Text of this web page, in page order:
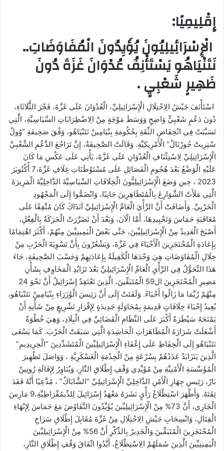
إِقْلِيمِيًا:
الْإِسْرَائِيلِيُونَ يُؤَيِدُونَ الْمُفَاوَضَاتِ..
نَتَنْيَاهُو يَسْتَأْنِفُ عُدْوَانَ غَزَةَ دُونَ
ظَهِيرٍ شَعْبِيٍ .
اسْتَأْنَفَ جَيْشُ الِاحْتِلَالِ الْإِسْرَائِيلِيِّ، الْعُدْوَانَ عَلَى غَزَّةَ، فَجْرَ الثُّلَاثَاءِ،
دُونَ دَعْمٍ شَعْبِيٍّ وَاضِحٍ وَوَسَطَ مَوْجَةٍ مِنْ الِاضْطِرَابَاتِ السِّيَاسِيَّةِ، الَّتِي
تَسَبَّبَتْ فِي انْخِفَاضِ الثِّقَةِ بِحُكُومَةِ بِنْيَامِينْ نَتَنْيَاهُو، وَفْقَ صَحِيفَةِ “وُولْ
سْتِرِيتْ جُورْنَالْ” الْأَمْرِيكِيَّةِ. وَقَالَتْ الصَّحِيفَةُ، إِنَّ تَرَاجُعَ الدَّعْمِ الشَّعْبِيِّ
الْإِسْرَائِيلِيِّ لِاسْتِئْنَافِ الْعُدْوَانِ عَلَى غَزَّةَ، يَأْتِي عَلَى عَكْسِ مَا كَانَ
عَلَيْهِ الْوَضْعُ بَعْدَ هُجُومِ الْفَصَائِلِ عَلَى مُسْتَوْطَنَاتِ غِلَافِ غَزَّةَ،7 أُكْتُوبَرَ
2023 ، حِينِ وَضَعَ الْإِسْرَائِيلِيُّونَ الْخِلَافَاتِ السِّيَاسِيَّةَ الدَّاخِلِيَّةَ الْمَرِيرَةَ
الَّتِي مَلَأَتْ الشَّوَارِعَ بِالْمُتَظَاهِرِينَ جَانِبًا، وَانْضَمُّوا إِلَى الْمَجْهُودِ
الْحَرْبِيِّ. وَأَضَافَتْ أَنَّ الرَّأْيَ الْعَامَّ الْإِسْرَائِيلِيَّ آنَذَاكَ كَانَ مُتَّفِقًا عَلَى
مُعَاقَبَةِ حَمَاسَ وَتَحْيِيدِهَا، أَمَّا الْآنَ، وَبَعْدَ أَنْ تَضَرَّرَتْ الْحَرَكَةُ بِالْفِعْلِ،
أَصْبَحَ الْعَدِيدُ مِنْ الْإِسْرَائِيلِيِّينَ، حَتَّى بَعْضُ الْيَمِينِيِّينَ مِنْهُمْ، أَكْثَرَ اهْتِمَامًا
بِإِعَادَةِ الْمُحْتَجَزِينَ الْأَحْيَاءَ فِي غَزَّةَ، وَيَشْعُرُونَ بِأَنَّ تَسْوِيَةَ الْحَرْبِ مِنْ
خِلَالِ الْمُفَاوَضَاتِ هِيَ وَحْدَهَا الْكَفِيلَةُ بِإِعَادَتِهِمْ وَحَسْبَ الصَّحِيفَةِ، جَاءَ
هَذَا التَّحَوُّلُ فِي الرَّأْيِ الْعَامِّ الْإِسْرَائِيلِيِّ بَعْدَ تَزَايُدِ الْمَخَاوِفِ بِشَأْنِ
مَصِيرِ الْمُحْتَجَزِينَ ال59 الْمُتَبَقِّينَ، الَّذِينَ تَعْتَقِدُ إِسْرَائِيلُ أَنَّ نَحْوَ 24
مِنْهُمْ رُبَّمَا مَا زَالُوا أَحْيَاءً. وَلَفَتَتْ إِلَى أَنَّ رَئِيسَ الْوُزَرَاءِ بِنْيَامِينْ نَتَنْيَاهُو،
يُعِيدُ إِحْيَاءَ خِلَافَاتٍ قَدِيمَةٍ بِمُحَاوَلَةٍ جَدِيدَةٍ لِإِقْرَارِ تَشْرِيعٍ مِنْ شَأْنِهِ أَنْ
يَمْنَحَهُ سَيْطَرَةً أَكْبَرَ عَلَى النِّظَامِ الْقَضَائِيِّ فِي الْبِلَادِ، وَهِيَ خُطْوَةٌ
أَشْعَلَتْ شَرَارَةَ الْمُظَاهَرَاتِ الْحَاشِدَةِ الَّتِي سَبَقَتْ الْحَرْبَ. كَمَا يَسْعَى
نَتَنْيَاهُو إِلَى الْحِفَاظِ عَلَى إِعْفَاءِ الْإِسْرَائِيلِيِّينَ الْمُتَشَدِّدِينَ “الْحِرِيدِيمِ”
الَّذِينَ يَتَزَايَدُ عَدَدُهُمْ بِسُرْعَةٍ مِنْ الْخِدْمَةِ الْعَسْكَرِيَّةِ ، وَوَاصَلَ تَطْهِيرَ
الْمُؤَسَّسَةِ الْأَمْنِيَّةِ مِنْ مُؤَيِّدِي وَقْفِ إِطْلَاقِ النَّارِ، وَيُنَاوِرُ لِإِقَالَةِ رُونِينْ
بَارْ، رَئِيسِ جِهَازِ الْأَمْنِ الدَّاخِلِيِّ الْإِسْرَائِيلِيِّ “الشَّابَاكْ” ، مُدَّعِيًا أَنَّهُ فَقَدَ
ثِقَتَهُ. وَأَظْهَرَ اسْتِطْلَاعُ رَأْيٍ نَشَرَهُ مَعْهَدُ إِسْرَائِيلَ لِلدِّيمُقْرَاطِيَّةِ،9 مَارِسَ
الْجَارِي، أَنَّ 73% مِنْ الْإِسْرَائِيلِيِّينَ يُؤَيِّدُونَ التَّفَاوُضَ مَعَ حَمَاسَ لِإِنْهَاءِ
الْقِتَالِ، وَانْسِحَابِ جَيْشِ الِاحْتِلَالِ مِنْ غَزَّةَ مُقَابِلَ إِطْلَاقِ سَرَاحِ
الْمُحْتَجَزِينَ الْمُتَبَقِّينَ.وَالْجَدِيرُ بِالذِّكْرِ أَنَّ 56% مِنْ الْإِسْرَائِيلِيِّينَ
الْيَمِينِيِّينَ الَّذِينَ شَمَلَهُمْ الِاسْتِطْلَاعُ، أَيَّدُوا اتِّفَاقَ وَقْفِ إِطْلَاقِ النَّارِ،